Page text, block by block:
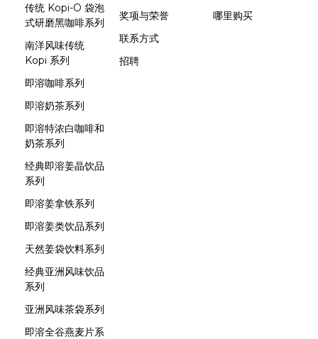
传统 Kopi-O 袋泡
式研磨黑咖啡系列
南洋风味传统
Kopi 系列
即溶咖啡系列
即溶奶茶系列
即溶特浓白咖啡和
奶茶系列
经典即溶姜晶饮品
系列
即溶姜拿铁系列
即溶姜类饮品系列
天然姜袋饮料系列
经典亚洲风味饮品
系列
亚洲风味茶袋系列
即溶全谷燕麦片系
奖项与荣誉
联系方式
招聘
哪里购买